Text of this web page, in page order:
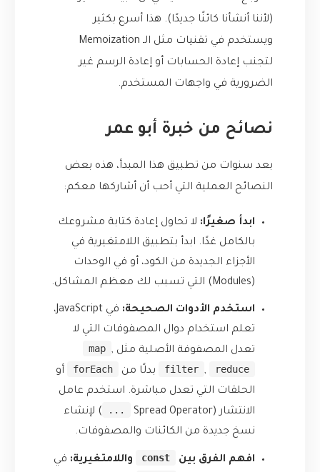
(لأننا أنشأنا كائنًا جديدًا). هذا أسرع بكثير
ويستخدم في تقنيات مثل الـ Memoization
لتجنب إعادة الحسابات أو إعادة الرسم غير
الضرورية في واجهات المستخدم.
نصائح من خبرة أبو عمر
بعد سنوات من تطبيق هذا المبدأ، هذه بعض
النصائح العملية التي أحب أن أشاركها معكم:
ابدأ صغيرًا: لا تحاول إعادة كتابة مشروعك
بالكامل غدًا. ابدأ بتطبيق اللامتغيرية في
الأجزاء الجديدة من الكود، أو في الوحدات
(Modules) التي تسبب لك معظم المشاكل.
استخدم الأدوات الصحيحة:
في JavaScript،
تعلم استخدام دوال المصفوفات التي لا
تعدل المصفوفة الأصلية مثل
map ,
filter , reduce بدلًا من forEach
أو
الحلقات التي تعدل مباشرة. استخدم عامل
الانتشار (Spread Operator
...
) لإنشاء
نسخ جديدة من الكائنات والمصفوفات.
افهم الفرق بين const واللامتغيرية: في